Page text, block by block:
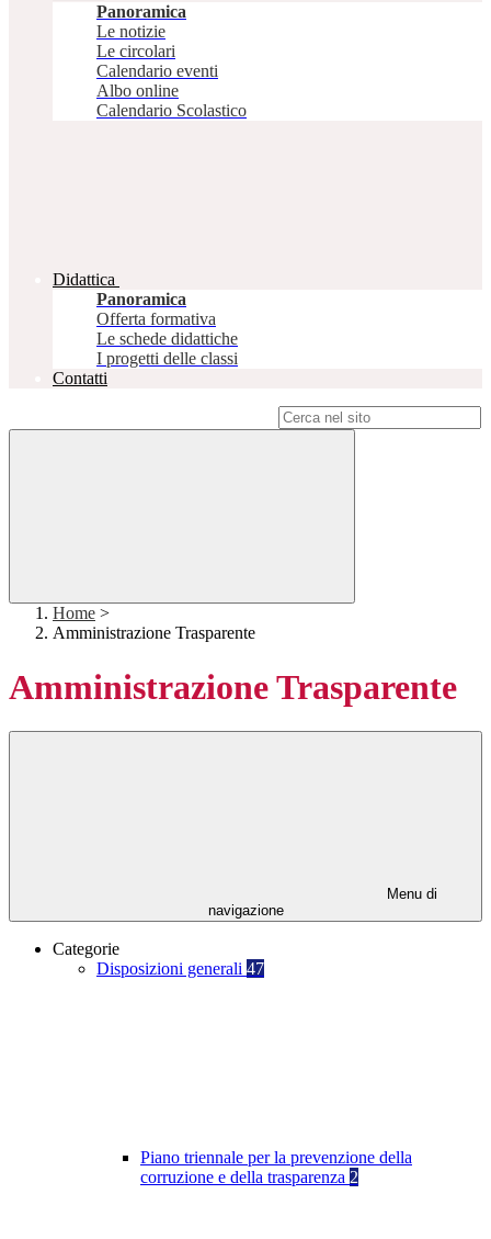
Panoramica
Le notizie
Le circolari
Calendario eventi
Albo online
Calendario Scolastico
Didattica
Panoramica
Offerta formativa
Le schede didattiche
I progetti delle classi
Contatti
Home >
Amministrazione Trasparente
Amministrazione Trasparente
Menu di
navigazione
Categorie
Disposizioni generali 47
Piano triennale per la prevenzione della
corruzione e della trasparenza 2